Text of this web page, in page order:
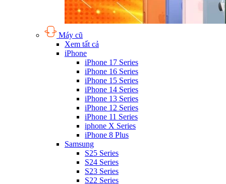
Máy cũ
Xem tất cả
iPhone
iPhone 17 Series
iPhone 16 Series
iPhone 15 Series
iPhone 14 Series
iPhone 13 Series
iPhone 12 Series
iPhone 11 Series
iphone X Series
iPhone 8 Plus
Samsung
S25 Series
S24 Series
S23 Series
S22 Series